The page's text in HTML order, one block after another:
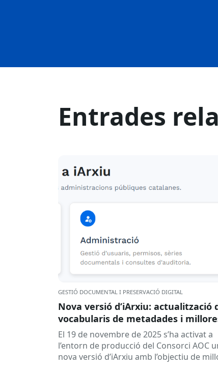
Entrades
GESTIÓ DOCUMENTAL I PRESERVACIÓ DIGITAL
Nova versió d’iArxiu: actualització
vocabularis de metadades i
la gestió d’usuaris
El 19 de novembre de 2025 s’ha activat a
l’entorn de producció del Consorci AOC
nova versió d’iArxiu amb l’objectiu de